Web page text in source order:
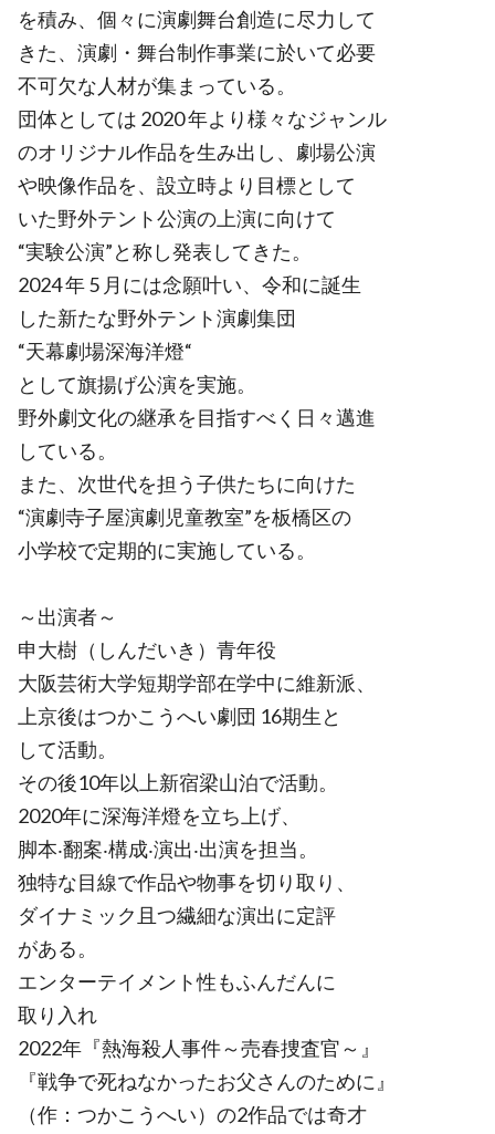
を積み、個々に演劇舞台創造に尽力して
きた、演劇・舞台制作事業に於いて必要
不可欠な人材が集まっている。
団体としては 2020 年より様々なジャンル
のオリジナル作品を生み出し、劇場公演
や映像作品を、設立時より目標として
いた野外テント公演の上演に向けて
“実験公演”と称し発表してきた。
2024 年 5 月には念願叶い、令和に誕生
した新たな野外テント演劇集団
“天幕劇場深海洋燈“
として旗揚げ公演を実施。
野外劇文化の継承を目指すべく日々邁進
している。
また、次世代を担う子供たちに向けた
“演劇寺子屋演劇児童教室”を板橋区の
小学校で定期的に実施している。
～出演者～
申大樹（しんだいき）青年役
大阪芸術大学短期学部在学中に維新派、
上京後はつかこうへい劇団 16期生と
して活動。
その後10年以上新宿梁山泊で活動。
2020年に深海洋燈を立ち上げ、
脚本‧翻案‧構成‧演出‧出演を担当。
独特な目線で作品や物事を切り取り、
ダイナミック且つ繊細な演出に定評
がある。
エンターテイメント性もふんだんに
取り入れ
2022年『熱海殺人事件～売春捜査官～』
『戦争で死ねなかったお父さんのために』
（作：つかこうへい）の2作品では奇才